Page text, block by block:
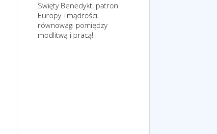
Swięty Benedykt, patron
Europy i mądrości,
równowagi pomiędzy
modlitwą i pracą!